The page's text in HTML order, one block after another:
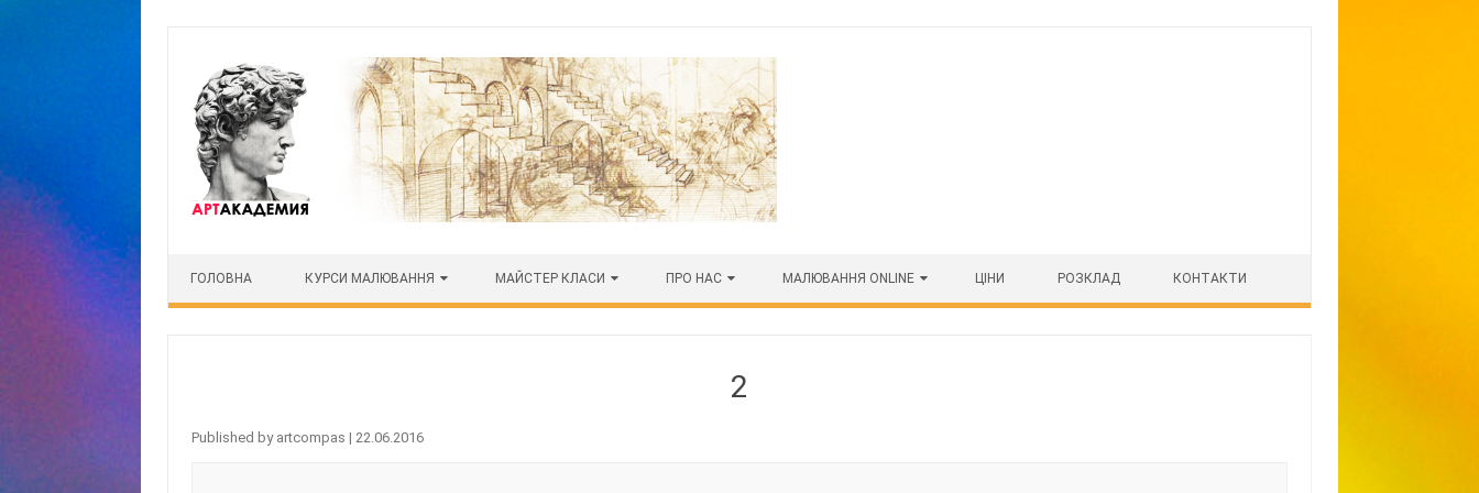
ГОЛОВНА КУРСИ МАЛЮВАННЯ МАЙСТЕР КЛАСИ ПРО НАС МАЛЮВАННЯ ONLINE ЦІНИ РОЗКЛАД КОНТАКТИ
2
Published by artcompas | 22.06.2016